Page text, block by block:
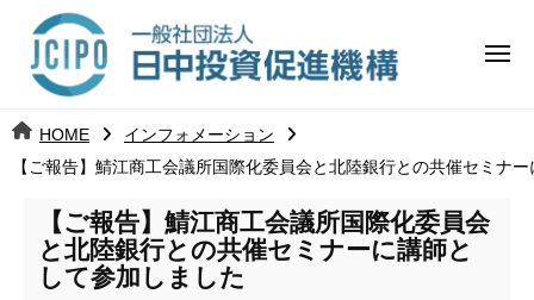
ツ 日
中
投
資
j
c
メ
HOME
インフォメーション
【ご報告】鯖江商工会議所国際化委員会と北陸銀行との共催セミナ
【ご報告】鯖江商工会議所国際化委員会
と北陸銀行との共催セミナーに講師と
して参加しました
日
中
資
進
機